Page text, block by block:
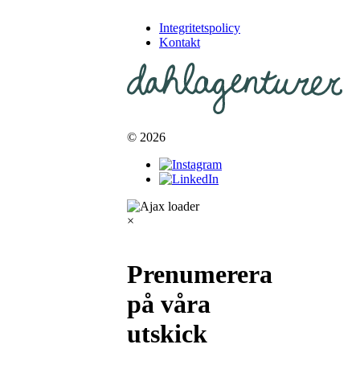
Integritetspolicy
Kontakt
© 2026
×
Prenumerera
på våra
utskick